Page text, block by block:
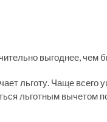
выгоднее, чем
льготу. Чаще всего
льготным вычетом